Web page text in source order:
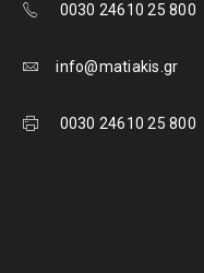
0030 24610 25 800
info@matiakis.gr
0030 24610 25 800